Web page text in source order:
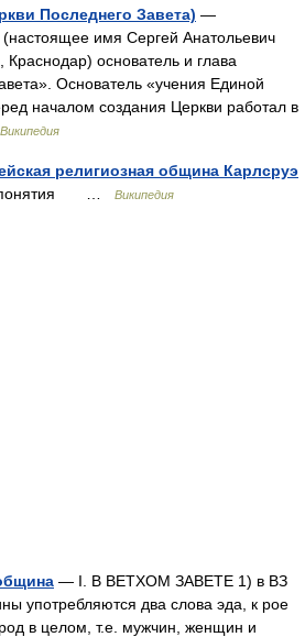
Последнего Завета) —
имя Сергей Анатольевич
основатель и глава
Основатель «учения Единой
началом создания Церкви работал в
Википедия
религиозная община Карлсруэ
понятия …
Википедия
— I. В ВЕТХОМ ЗАВЕТЕ 1) в ВЗ
употребляются два слова эда, к рое
в целом, т.е. мужчин, женщин и